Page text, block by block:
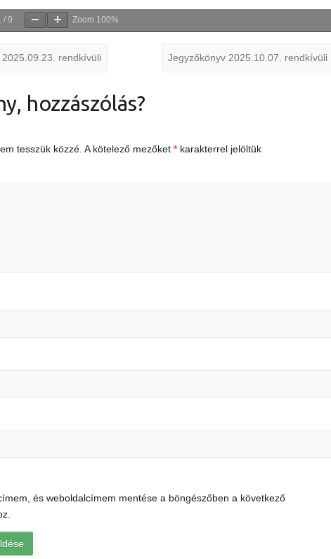
/9 Zoom 100%
rendkívüli Jegyzőkönyv 2025.10.07. rendkívüli
hozzászólás?
tesszük közzé. A kötelező mezőket* karakterrel jelöltük
és weboldalcímem mentése a böngészőben a következő